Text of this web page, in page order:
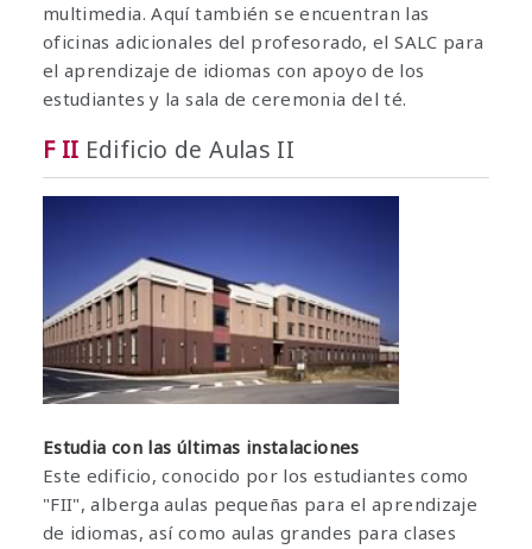
multimedia. Aquí también se encuentran las
oficinas adicionales del profesorado, el SALC para
el aprendizaje de idiomas con apoyo de los
estudiantes y la sala de ceremonia del té.
F II Edificio de Aulas II
Estudia con las últimas instalaciones
Este edificio, conocido por los estudiantes como
"FII", alberga aulas pequeñas para el aprendizaje
de idiomas, así como aulas grandes para clases